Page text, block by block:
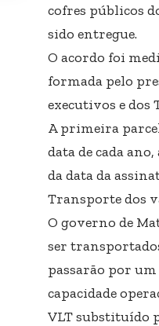
cofres públicos
sido entregue.
O acordo foi
formada pelo
executivos e dos
A primeira
data de cada
da data da
Transporte dos
O governo de
ser
passarão por
capacidade
VLT substituído